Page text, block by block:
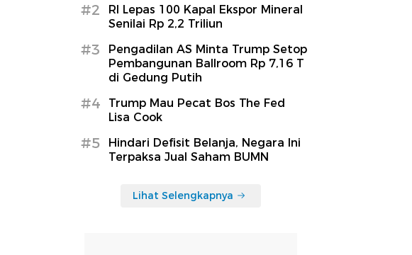
#2
RI Lepas 100 Kapal Ekspor Mineral
Senilai Rp 2,2 Triliun
#3
Pengadilan AS Minta Trump Setop
Pembangunan Ballroom Rp 7,16 T
di Gedung Putih
#4
Trump Mau Pecat Bos The Fed
Lisa Cook
#5
Hindari Defisit Belanja, Negara Ini
Terpaksa Jual Saham BUMN
Lihat Selengkapnya